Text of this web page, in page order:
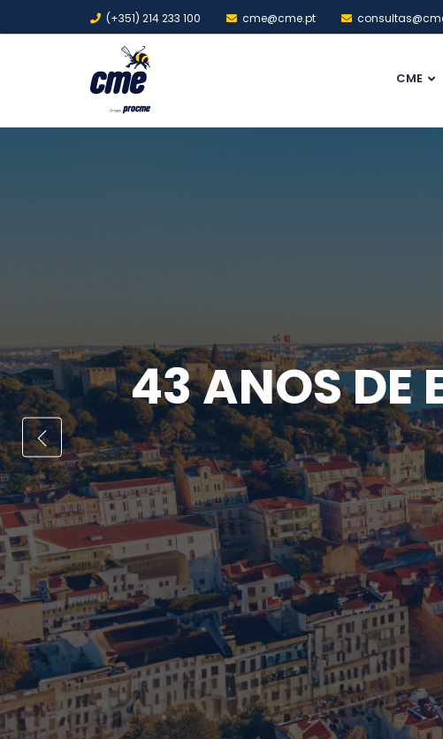
(+351) 214 233 100 cme@cme.pt
CME
43 ANOS DE